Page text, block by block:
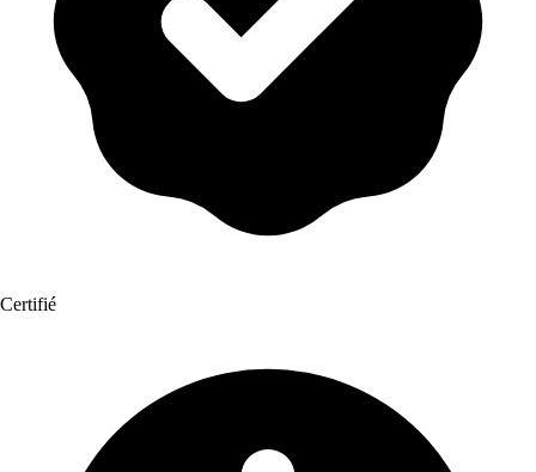
Certifié